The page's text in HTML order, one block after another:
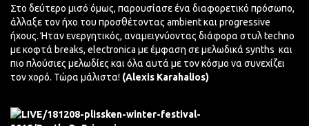
Στο δεύτερο μισό όμως, παρουσίασε ένα διαφορετικό πρόσωπο,
άλλαξε τον ήχο του προσθέτοντας ambient και progressive
ήχους. Ήταν ενεργητικός, αναμειγνύοντας διάφορα στυλ techno
με κοφτά breaks, electronica με έμφαση σε μελωδικά synths και
πιο πλούσιες μελωδίες και όλα αυτά με τον κόσμο να συνεχίζει
τον χορό. Τώρα μάλιστα! (Alexis Karahalios)